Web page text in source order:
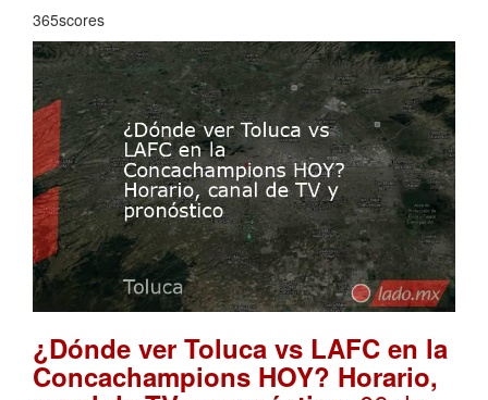
365scores
¿Dónde ver Toluca vs LAFC en la
Concachampions HOY? Horario,